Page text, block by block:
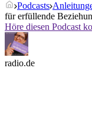
Podcasts
für erfüllende
Höre diesen Podcast
radio.de